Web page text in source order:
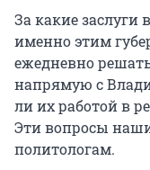
За какие заслуги
именно этим
ежедневно
напрямую с
ли их работой в
Эти вопросы
политологам.